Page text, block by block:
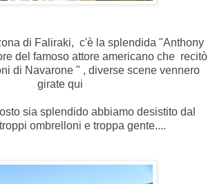
di Faliraki, c'è la splendida "Anthony
del famoso attore americano che recitò
di Navarone " , diverse scene vennero
girate qui
sia splendido abbiamo desistito dal
ombrelloni e troppa gente....